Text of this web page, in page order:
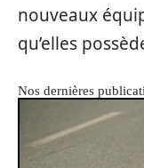
nouveaux
qu’elles
Nos dernières